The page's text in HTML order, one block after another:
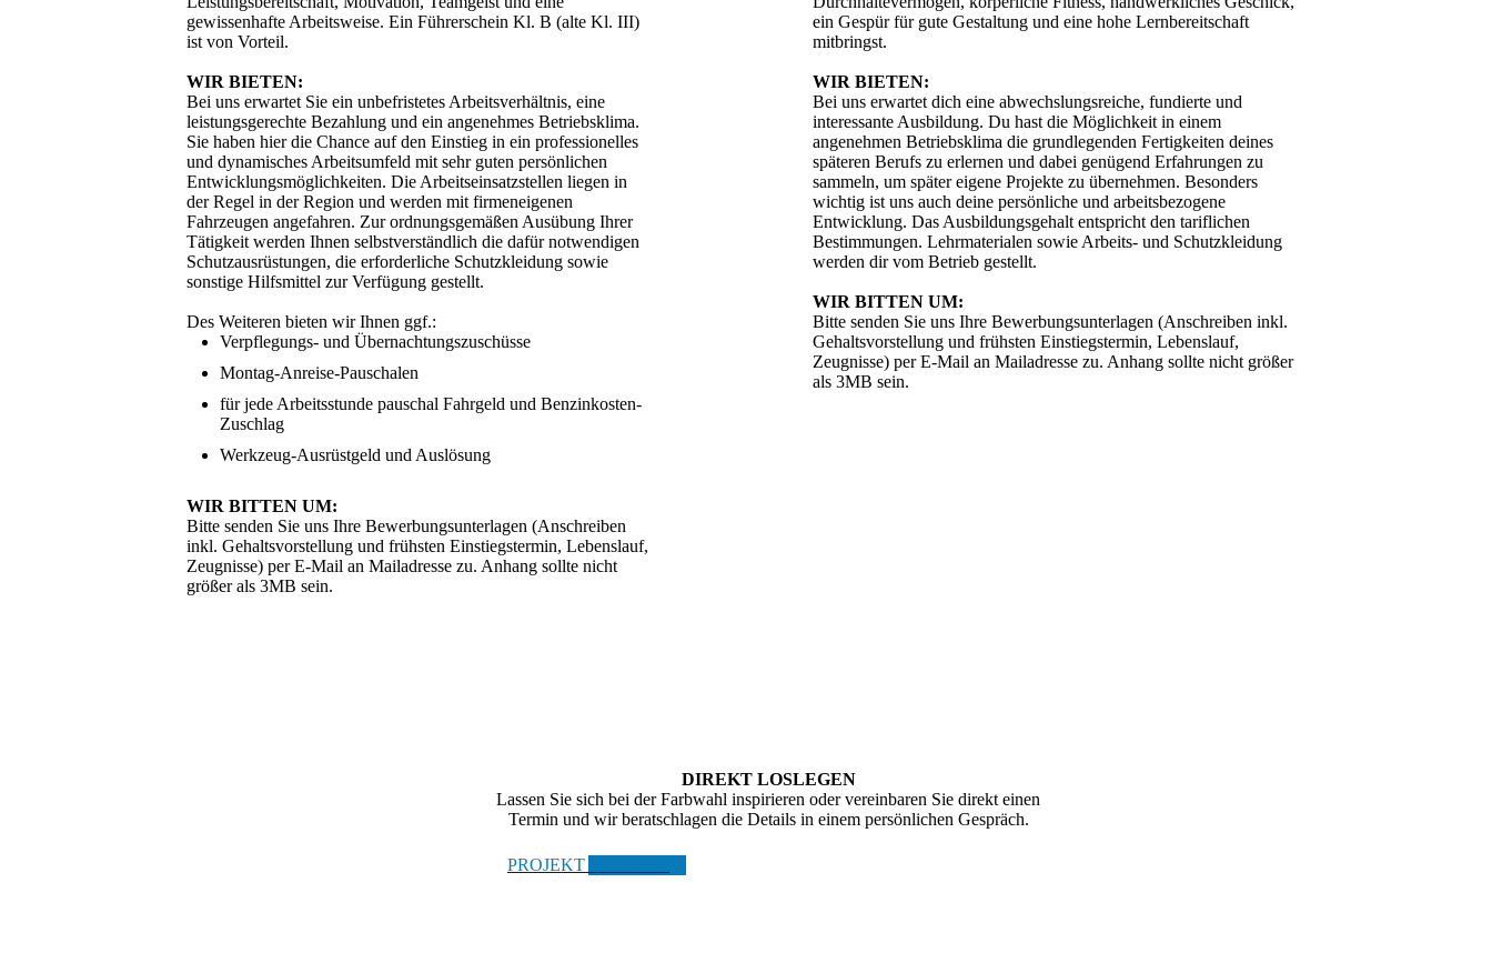
gewissenhafte Arbeitsweise. Ein Führerschein Kl. B (alte Kl. III)
ist von Vorteil.
WIR BIETEN:
Bei uns erwartet Sie ein unbefristetes Arbeitsverhältnis, eine
leistungsgerechte Bezahlung und ein angenehmes Betriebsklima.
Sie haben hier die Chance auf den Einstieg in ein professionelles
und dynamisches Arbeitsumfeld mit sehr guten persönlichen
Entwicklungsmöglichkeiten. Die Arbeitseinsatzstellen liegen in
der Regel in der Region und werden mit firmeneigenen
Fahrzeugen angefahren. Zur ordnungsgemäßen Ausübung Ihrer
Tätigkeit werden Ihnen selbstverständlich die dafür notwendigen
Schutzausrüstungen, die erforderliche Schutzkleidung sowie
sonstige Hilfsmittel zur Verfügung gestellt.
Des Weiteren bieten wir Ihnen ggf.:
Verpflegungs- und Übernachtungszuschüsse
Montag-Anreise-Pauschalen
für jede Arbeitsstunde pauschal Fahrgeld und Benzinkosten-
Zuschlag
Werkzeug-Ausrüstgeld und Auslösung
WIR BITTEN UM:
Bitte senden Sie uns Ihre Bewerbungsunterlagen (Anschreiben
inkl. Gehaltsvorstellung und frühsten Einstiegstermin, Lebenslauf,
Zeugnisse) per E-Mail an Mailadresse zu. Anhang sollte nicht
größer als 3MB sein.
ein Gespür für gute Gestaltung und eine hohe Lernbereitschaft
mitbringst.
WIR BIETEN:
Bei uns erwartet dich eine abwechslungsreiche, fundierte und
interessante Ausbildung. Du hast die Möglichkeit in einem
angenehmen Betriebsklima die grundlegenden Fertigkeiten deines
späteren Berufs zu erlernen und dabei genügend Erfahrungen zu
sammeln, um später eigene Projekte zu übernehmen. Besonders
wichtig ist uns auch deine persönliche und arbeitsbezogene
Entwicklung. Das Ausbildungsgehalt entspricht den tariflichen
Bestimmungen. Lehrmaterialen sowie Arbeits- und Schutzkleidung
werden dir vom Betrieb gestellt.
WIR BITTEN UM:
Bitte senden Sie uns Ihre Bewerbungsunterlagen (Anschreiben inkl.
Gehaltsvorstellung und frühsten Einstiegstermin, Lebenslauf,
Zeugnisse) per E-Mail an Mailadresse zu. Anhang sollte nicht größer
als 3MB sein.
DIREKT LOSLEGEN
Lassen Sie sich bei der Farbwahl inspirieren oder vereinbaren Sie direkt einen
Termin und wir beratschlagen die Details in einem persönlichen Gespräch.
PROJEKT STARTEN